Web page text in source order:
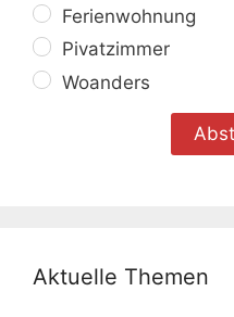
Ferienwohnung
Pivatzimmer
Woanders
Aktuelle Themen